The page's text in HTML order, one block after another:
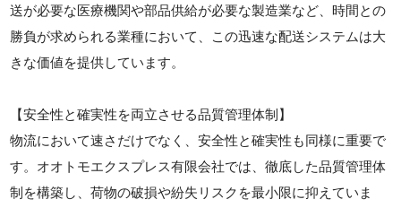
送が必要な医療機関や部品供給が必要な製造業など、時間との
勝負が求められる業種において、この迅速な配送システムは大
きな価値を提供しています。
【安全性と確実性を両立させる品質管理体制】
物流において速さだけでなく、安全性と確実性も同様に重要で
す。オオトモエクスプレス有限会社では、徹底した品質管理体
制を構築し、荷物の破損や紛失リスクを最小限に抑えていま